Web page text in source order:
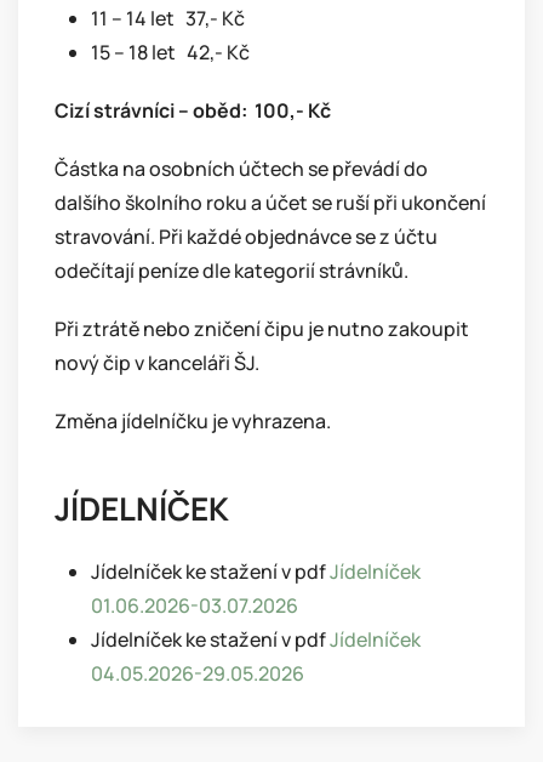
11 – 14 let 37,- Kč
15 – 18 let 42,- Kč
Cizí strávníci – oběd: 100,- Kč
Částka na osobních účtech se převádí do
dalšího školního roku a účet se ruší při ukončení
stravování. Při každé objednávce se z účtu
odečítají peníze dle kategorií strávníků.
Při ztrátě nebo zničení čipu je nutno zakoupit
nový čip v kanceláři ŠJ.
Změna jídelníčku je vyhrazena.
JÍDELNÍČEK
Jídelníček ke stažení v pdfJídelníček
01.06.2026-03.07.2026
Jídelníček ke stažení v pdfJídelníček
04.05.2026-29.05.2026